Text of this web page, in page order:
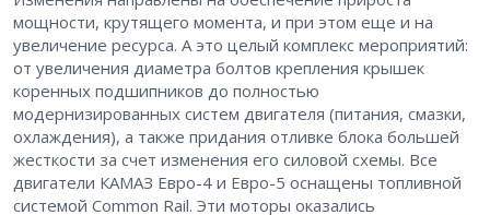
мощности, крутящего момента, и при этом еще и на
увеличение ресурса. А это целый комплекс мероприятий:
от увеличения диаметра болтов крепления крышек
коренных подшипников до полностью
модернизированных систем двигателя (питания, смазки,
охлаждения), а также придания отливке блока большей
жесткости за счет изменения его силовой схемы. Все
двигатели КАМАЗ Евро-4 и Евро-5 оснащены топливной
системой Сommon Rail. Эти моторы оказались